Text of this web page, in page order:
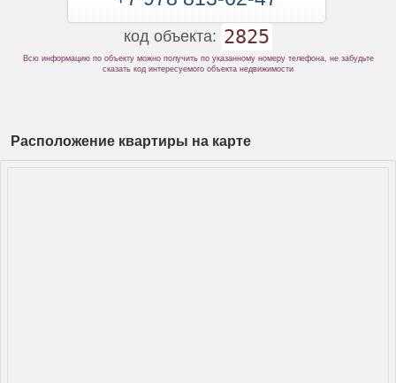
код объекта: 2825
Всю информацию по объекту можно получить по указанному номеру телефона, не забудьте
сказать код интересуемого объекта недвижимости
Расположение квартиры на карте